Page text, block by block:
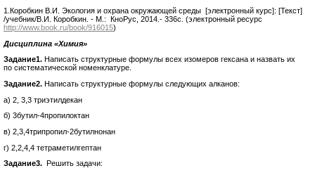
1.Коробкин В.И. Экология и охрана окружающей среды [электронный курс]: [Текст]
/учебник/В.И. Коробкин. - М.: КноРус, 2014.- 336с. (электронный ресурс
http://www.book.ru/book/916015)
Дисциплина «Химия»
Задание1. Написать структурные формулы всех изомеров гексана и назвать их
по систематической номенклатуре.
Задание2. Написать структурные формулы следующих алканов:
а) 2, 3,3 триэтилдекан
б) 3бутил-4пропилоктан
в) 2,3,4трипропил-2бутилнонан
г) 2,2,4,4 тетраметилгептан
Задание3.
Решить задачи: